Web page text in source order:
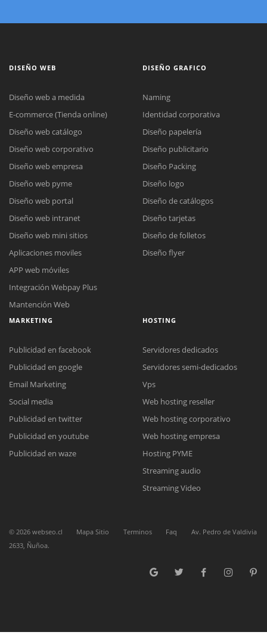
Reunión online
Nuestros ejecutivos le enviarán un correo electrónico con el enlace a
Meet para la reunión online.
Aceptoterminos y condiciones
Cotización
Aceptoterminos y condiciones
Todos nuestros ejecutivos están fuera de línea. Complete el formulario
Aceptoterminos y condiciones
DISEÑO WEB
Diseño web a medida
E-commerce (Tienda online)
Diseño web catálogo
Diseño web corporativo
Diseño web empresa
Diseño web pyme
Diseño web portal
Diseño web intranet
Diseño web mini sitios
Aplicaciones moviles
APP web móviles
Integración Webpay Plus
Mantención Web
DISEÑO GRAFICO
Naming
Identidad corporativa
Diseño papelería
Diseño publicitario
Diseño Packing
Diseño logo
Diseño de catálogos
Diseño tarjetas
Diseño de folletos
Diseño flyer
MARKETING
Publicidad en facebook
Publicidad en google
Email Marketing
Social media
Publicidad en twitter
Publicidad en youtube
Publicidad en waze
HOSTING
Servidores dedicados
Servidores semi-dedicados
Vps
Web hosting reseller
Web hosting corporativo
Web hosting empresa
Hosting PYME
Streaming audio
Streaming Video
© 2026 webseo.cl Mapa Sitio Terminos Faq
Av. Pedro de Valdivia
2633, Ñuñoa.